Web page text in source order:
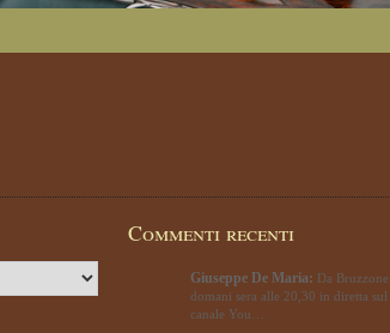
Commenti recenti
Giuseppe De Maria: Da Bruzzone
domani sera alle 20,30 in diretta sul
canale You…